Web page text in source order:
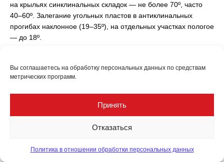
Вы соглашаетесь на обработку персональных данных по средствам
метрических программ.
Принять
Отказаться
Политика в отношении обработки персональных данных
на крыльях синклинальных складок — не более 70º, часто
40–60º. Залегание угольных пластов в антиклинальных
прогибах наклонное (19–35º), на отдельных участках пологое
— до 18º.
относится ко второй группе сложности.
В настоящее время горные работы на разрезе
Западный, где ранее уже проводились работы по добыче